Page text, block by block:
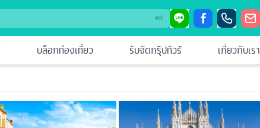
⌘K
บล็อกท่องเที่ยว รับจัดกรุ๊ปทัวร์ เกี่ยวกับเรา